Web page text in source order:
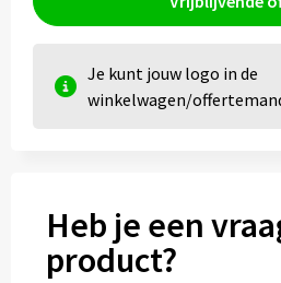
Je kunt jouw logo in de
winkelwagen/
Heb je een
product?